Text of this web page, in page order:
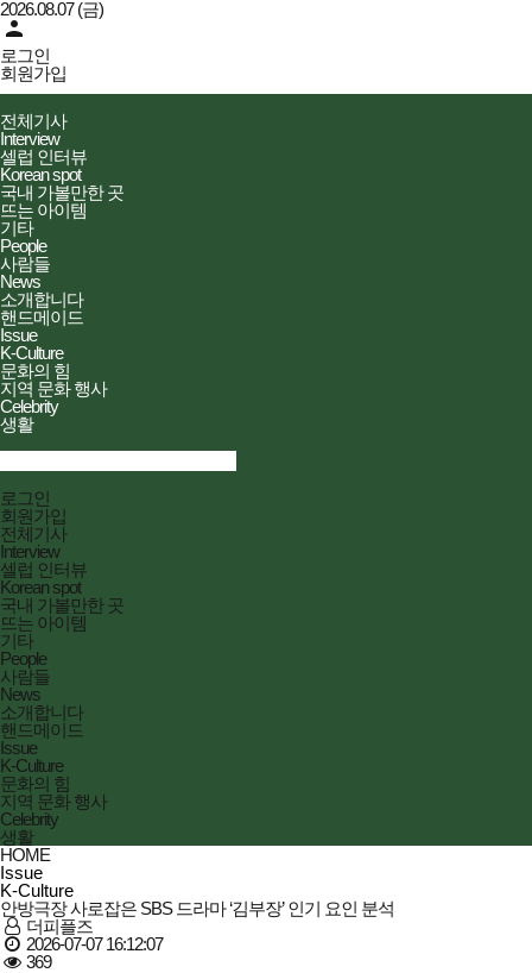
2026.08.07 (금)
person
로그인
회원가입
전체메뉴
열기/
닫기
전체기사
Interview
셀럽 인터뷰
Korean spot
국내 가볼만한 곳
뜨는 아이템
기타
People
사람들
News
소개합니다
핸드메이드
Issue
K-Culture
문화의 힘
지역 문화 행사
Celebrity
생활
검색창
열기/
닫기
전체메뉴
닫기
로그인
회원가입
전체기사
Interview
셀럽 인터뷰
Korean spot
국내 가볼만한 곳
뜨는 아이템
기타
People
사람들
News
소개합니다
핸드메이드
Issue
K-Culture
문화의 힘
지역 문화 행사
Celebrity
생활
HOME
Issue
K-Culture
안방극장 사로잡은 SBS 드라마 ‘김부장’ 인기 요인 분석
더피플즈
2026-07-07 16:12:07
369